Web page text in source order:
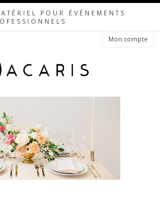
POUR ÉVÉNEMENTS
Mon compte